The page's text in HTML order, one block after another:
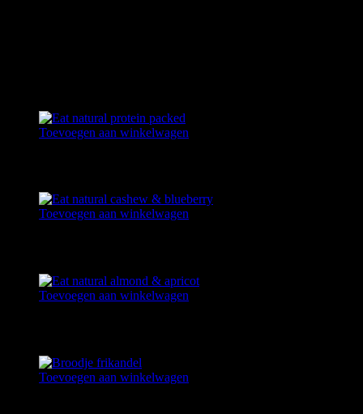
Toevoegen aan winkelwagen
Toevoegen aan winkelwagen
Toevoegen aan winkelwagen
Toevoegen aan winkelwagen